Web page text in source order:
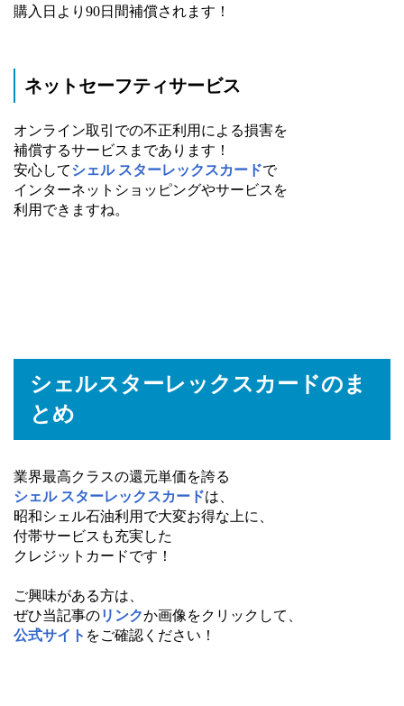
購入日より90日間補償されます！
ネットセーフティサービス
オンライン取引での不正利用による損害を
補償するサービスまであります！
安心してシェル スターレックスカードで
インターネットショッピングやサービスを
利用できますね。
シェルスターレックスカードのま
とめ
業界最高クラスの還元単価を誇る
シェル スターレックスカードは、
昭和シェル石油利用で大変お得な上に、
付帯サービスも充実した
クレジットカードです！
ご興味がある方は、
ぜひ当記事のリンクか画像をクリックして、
公式サイト をご確認ください！